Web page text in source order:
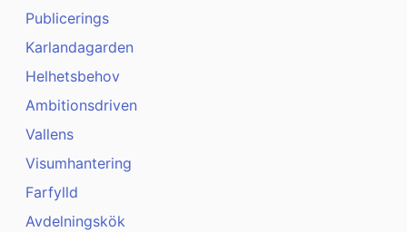
Publicerings
Karlandagarden
Helhetsbehov
Ambitionsdriven
Vallens
Visumhantering
Farfylld
Avdelningskök